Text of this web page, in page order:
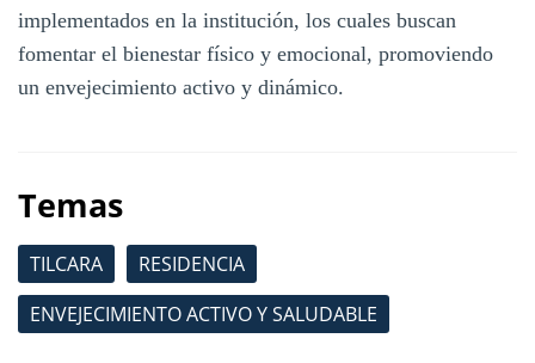
implementados en la institución, los cuales buscan
fomentar el bienestar físico y emocional, promoviendo
un envejecimiento activo y dinámico.
Temas
TILCARA
RESIDENCIA
ENVEJECIMIENTO ACTIVO Y SALUDABLE